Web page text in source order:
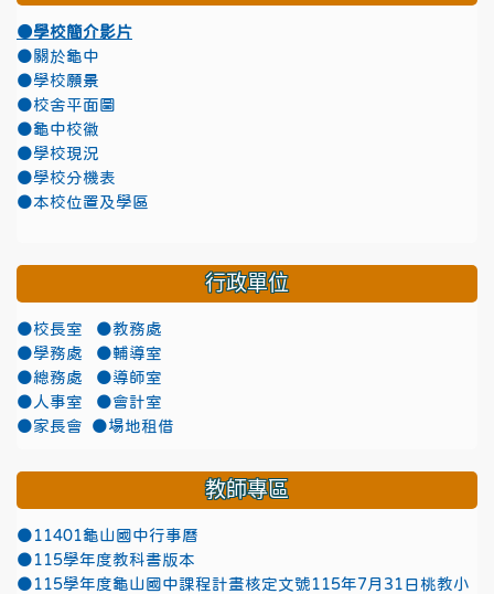
●學校簡介影片
●關於龜中
●學校願景
●校舍平面圖
●龜中校徽
●學校現況
●學校分機表
●本校位置及學區
行政單位
●校長室
●教務處
●學務處
●輔導室
●總務處
●導師室
●人事室
●會計室
●家長會
●場地租借
教師專區
●11401龜山國中行事曆
●115學年度教科書版本
●115學年度龜山國中課程計畫核定文號115年7月31日桃教小